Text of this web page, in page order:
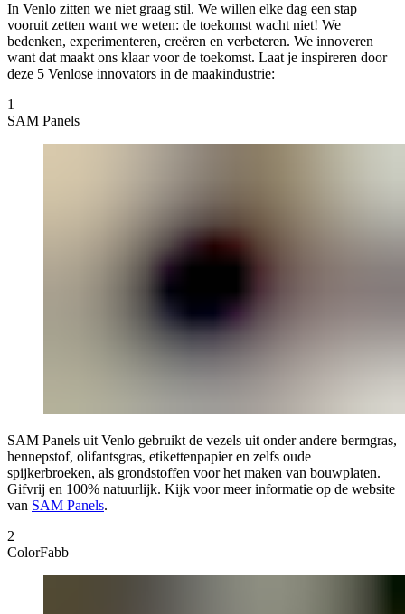
In Venlo zitten we niet graag stil. We willen elke dag een stap
vooruit zetten want we weten: de toekomst wacht niet! We
bedenken, experimenteren, creëren en verbeteren. We innoveren
want dat maakt ons klaar voor de toekomst. Laat je inspireren door
deze 5 Venlose innovators in de maakindustrie:
1
SAM Panels
SAM Panels uit Venlo gebruikt de vezels uit onder andere bermgras,
hennepstof, olifantsgras, etikettenpapier en zelfs oude
spijkerbroeken, als grondstoffen voor het maken van bouwplaten.
Gifvrij en 100% natuurlijk. Kijk voor meer informatie op de website
van SAM Panels.
2
ColorFabb